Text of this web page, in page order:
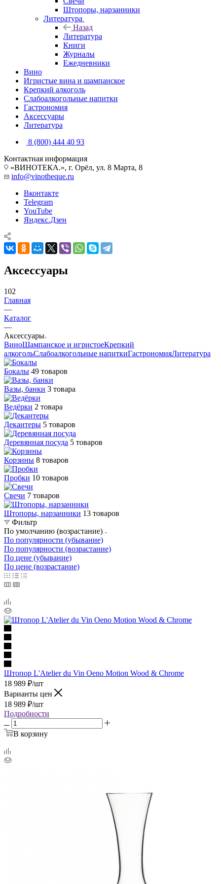
Штопоры, нарзанники
Литература
Назад
Литература
Книги
Журналы
Ежедневники
Вино
Игристые вина и шампанское
Крепкий алкоголь
Слабоалкогольные напитки
Гастрономия
Аксессуары
Литература
8 (800) 444 40 93
Контактная информация
«ВИНОТЕКА.», г. Орёл, ул. 8 Марта, 8
info@vinotheque.ru
Вконтакте
Telegram
YouTube
Яндекс.Дзен
Аксессуары
102
Главная
—
Каталог
—
Аксессуары
ВиноШампанское и игристоеКрепкий
алкогольСлабоалкогольные напиткиГастрономияЛитература
Бокалы 49 товаров
Вазы, банки 3 товара
Ведёрки 2 товара
Декантеры 5 товаров
Деревянная посуда 5 товаров
Корзины 8 товаров
Пробки 10 товаров
Свечи 7 товаров
Штопоры, нарзанники 13 товаров
Фильтр
По умолчанию (возрастание)
По популярности (убывание)
По популярности (возрастание)
По цене (убывание)
По цене (возрастание)
Штопор L'Atelier du Vin Oeno Motion Wood & Chrome
18 989 ₽/шт
Варианты цен
18 989 ₽/шт
Подробности
В корзину